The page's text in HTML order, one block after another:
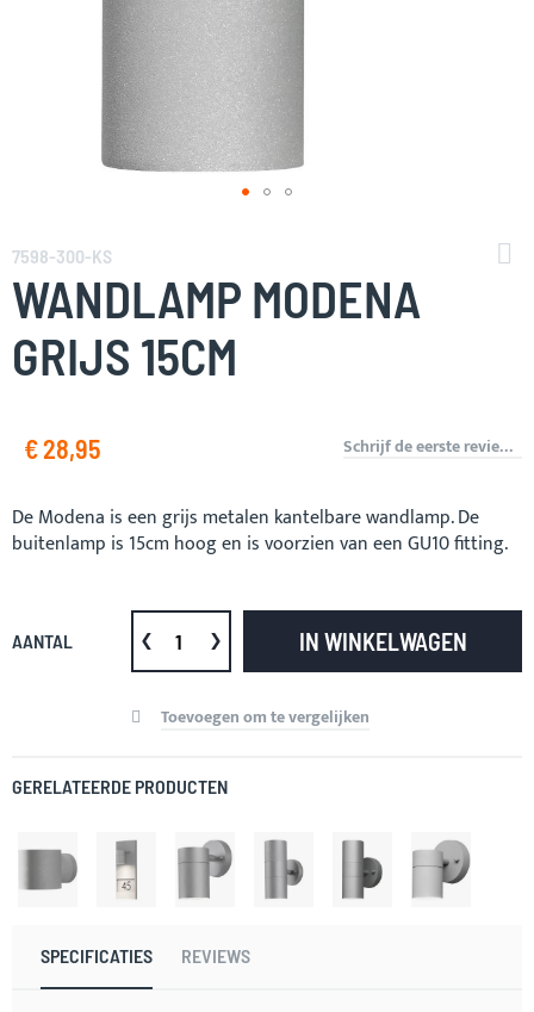
naar
het
begin
van
de
afbeeldingen-
7598-300-KS
WANDLAMP MODENA
GRIJS 15CM
€ 28,95 Schrijf de eerste review over dit product
De Modena is een grijs metalen kantelbare wandlamp. De
buitenlamp is 15cm hoog en is voorzien van een GU10 fitting.
AANTAL IN WINKELWAGEN
Toevoegen om te vergelijken
GERELATEERDE PRODUCTEN
SPECIFICATIES REVIEWS